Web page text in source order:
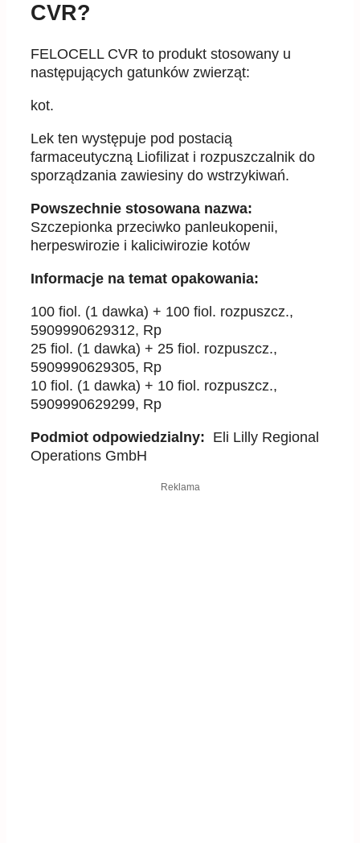
CVR?
FELOCELL CVR to produkt stosowany u
następujących gatunków zwierząt:
kot.
Lek ten występuje pod postacią
farmaceutyczną Liofilizat i rozpuszczalnik do
sporządzania zawiesiny do wstrzykiwań.
Powszechnie stosowana nazwa:
Szczepionka przeciwko panleukopenii,
herpeswirozie i kaliciwirozie kotów
Informacje na temat opakowania:
100 fiol. (1 dawka) + 100 fiol. rozpuszcz.,
5909990629312, Rp
25 fiol. (1 dawka) + 25 fiol. rozpuszcz.,
5909990629305, Rp
10 fiol. (1 dawka) + 10 fiol. rozpuszcz.,
5909990629299, Rp
Podmiot odpowiedzialny: Eli Lilly Regional
Operations GmbH
Reklama